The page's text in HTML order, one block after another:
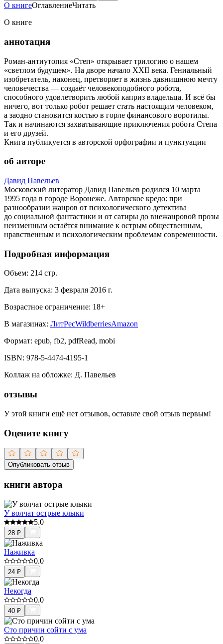
О книгеОглавлениеЧитать
О книге
аннотация
Роман-антиутопия «Степ» открывает трилогию о нашем
«светлом будущем». На дворе начало XXII века. Гениальный
изобретатель, наконец, претворяет в жизнь давнишнюю мечту
человечества — создаёт человекоподобного робота,
способного удовлетворить любой каприз владельца. И всё бы
ничего, вот только робот решает стать настоящим человеком,
а заодно становится костью в горле финансового воротилы.
Так и начинаются захватывающие приключения робота Степа
и его друзей.
Книга публикуется в авторской орфографии и пунктуации
об авторе
Давид Павельев
Московский литератор Давид Павельев родился 10 марта
1995 года в городе Воронеже. Авторское кредо: при
разнообразии жанров от психологического детектива
до социальной фантастики и от сатиры до внежанровой прозы
неизменным остаётся внимание к острым общественным,
нравственным и психологическим проблемам современности.
Подробная информация
Объем: 214 стр.
Дата выпуска: 3 февраля 2016 г.
Возрастное ограничение: 18+
В магазинах: ЛитРесWildberriesAmazon
Формат: epub, fb2, pdfRead, mobi
ISBN: 978-5-4474-4195-1
Коллаж на обложке: Д. Павельев
отзывы
У этой книги ещё нет отзывов, оставьте свой отзыв первым!
Оцените книгу
Опубликовать отзыв
книги автора
У волчат острые клыки
5.0
28 ₽
Наживка
0.0
24 ₽
Некогда
0.0
40 ₽
Сто причин сойти с ума
0.0